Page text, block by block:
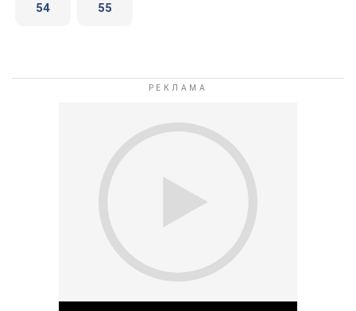
54 55